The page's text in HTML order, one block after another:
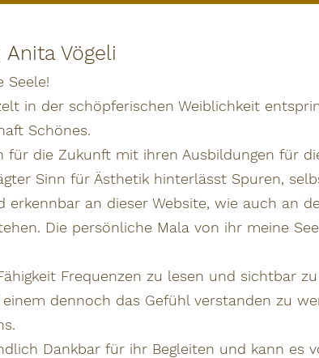
Anita Vögeli
Seele!
in der schöpferischen Weiblichkeit
Schönes.
für die Zukunft mit ihren Ausbildungen für
Sinn für Ästhetik hinterlässt Spuren,
erkennbar an dieser Website, wie auch an
Die persönliche Mala von ihr meine
Frequenzen zu lesen und sichtbar
dennoch das Gefühl verstanden zu
Dankbar für ihr Begleiten und kann es